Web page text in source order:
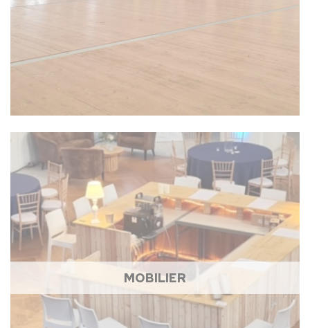
MOBILIER